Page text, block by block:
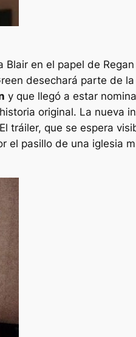
en el papel de
desechará parte de
y que llegó a estar
original. La nueva
tráiler, que se espera
el pasillo de una iglesia